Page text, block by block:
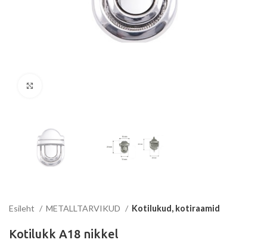
Esileht METALLTARVIKUD Kotilukud, kotiraamid
Kotilukk A18 nikkel